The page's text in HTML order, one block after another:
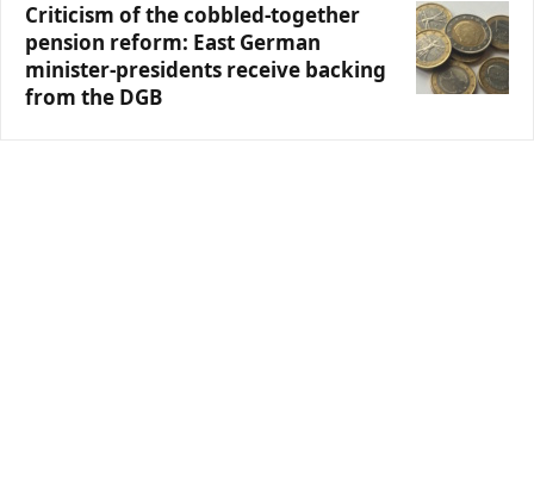
Criticism of the cobbled-together
pension reform: East German
minister-presidents receive backing
from the DGB